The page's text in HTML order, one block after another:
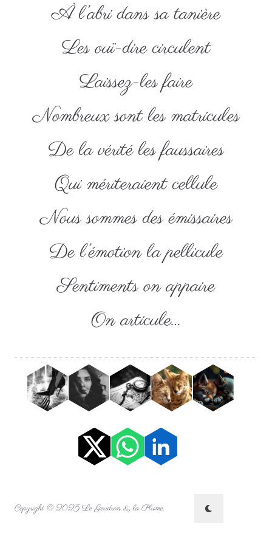
À l’abri dans sa tanière
Les ouï-dire circulent
Laissez-les faire
Nombreux sont les matricules
De la vérité les faussaires
Qui mériteraient cellule
Nous sommes des émissaires
De l’émotion la pellicule
Sentiments on appaire
On articule…
Copyright © 2025 Le Goudron & la Plume.